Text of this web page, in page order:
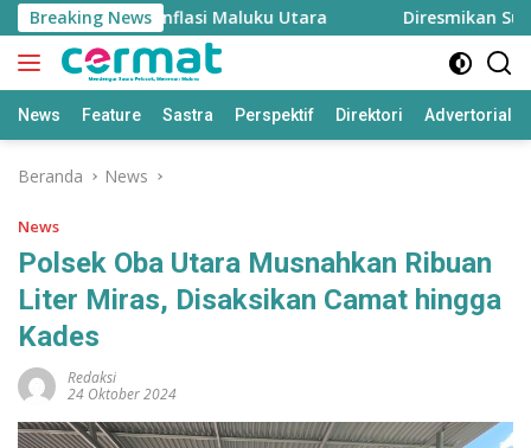
Langsung
ke
konten
Breaking News
Menjaga Inflasi Maluku Utara Diresmikan Sultan
News Feature Sastra Perspektif Direktori Advertorial
Beranda News
News
Polsek Oba Utara Musnahkan Ribuan
Liter Miras, Disaksikan Camat hingga
Kades
Redaksi
24 Oktober 2024